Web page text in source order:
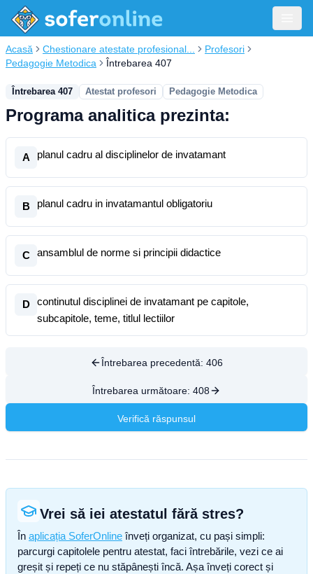
Acasă Chestionare atestate profesional...
Profesori
Pedagogie Metodica
Întrebarea 407
Întrebarea 407 Atestat profesori Pedagogie Metodica
Programa analitica prezinta:
A planul cadru al disciplinelor de invatamant
B planul cadru in invatamantul obligatoriu
C ansamblul de norme si principii didactice
D
continutul disciplinei de invatamant pe capitole,
subcapitole, teme, titlul lectiilor
Întrebarea precedentă: 406
Întrebarea următoare: 408
Verifică răspunsul
Vrei să iei atestatul fără stres?
În aplicația SoferOnline înveți organizat, cu pași simpli:
parcurgi capitolele pentru atestat, faci întrebările, vezi ce ai
greșit și repeți ce nu stăpânești încă. Așa înveți corect și